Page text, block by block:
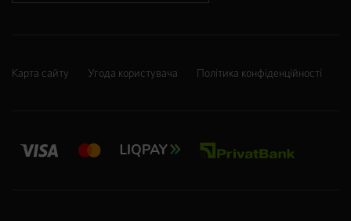
Карта сайту Угода користувача Політика конфіденційності